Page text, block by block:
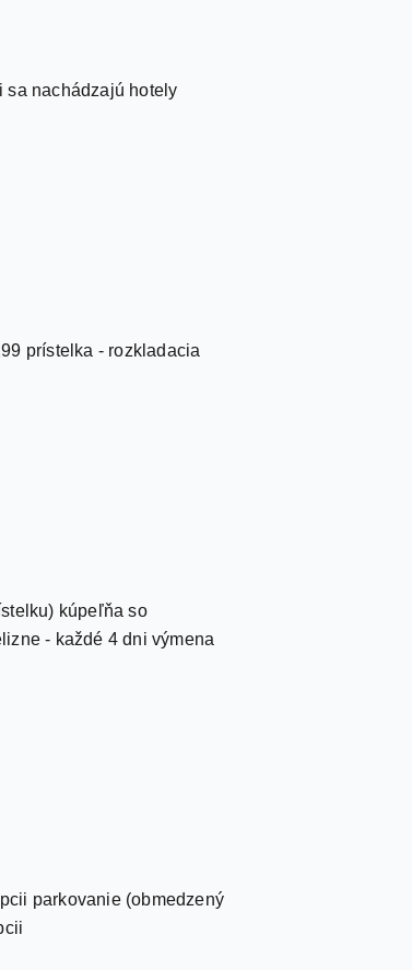
sa nachádzajú hotely
prístelka - rozkladacia
kúpeľňa so
- každé 4 dni výmena
parkovanie (obmedzený